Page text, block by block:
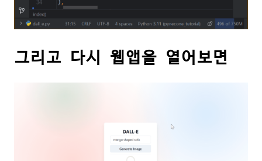
그리고 다시 웹앱을 열어보면